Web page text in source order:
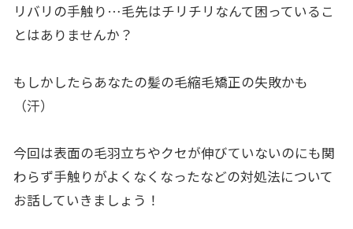
リバリの手触り…毛先はチリチリなんて困っているこ
とはありませんか？
もしかしたらあなたの髪の毛縮毛矯正の失敗かも
（汗）
今回は表面の毛羽立ちやクセが伸びていないのにも関
わらず手触りがよくなくなったなどの対処法について
お話していきましょう！